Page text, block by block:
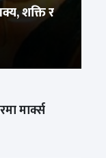
शक्ति र
मार्क्स